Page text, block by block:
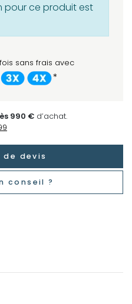
pour ce produit est
sans frais avec
*
990 € d’achat.
de devis
conseil ?